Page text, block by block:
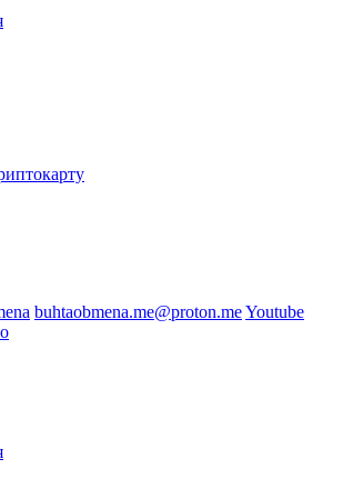
buhtaobmena.me@proton.meYoutube